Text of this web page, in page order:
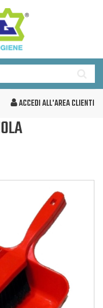
ACCEDI ALL'AREA CLIENTI